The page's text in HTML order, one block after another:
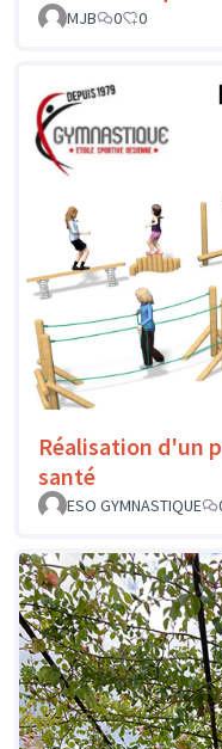
MJB 0 0
Réalisation d'un
santé
ESO GYMNASTIQUE